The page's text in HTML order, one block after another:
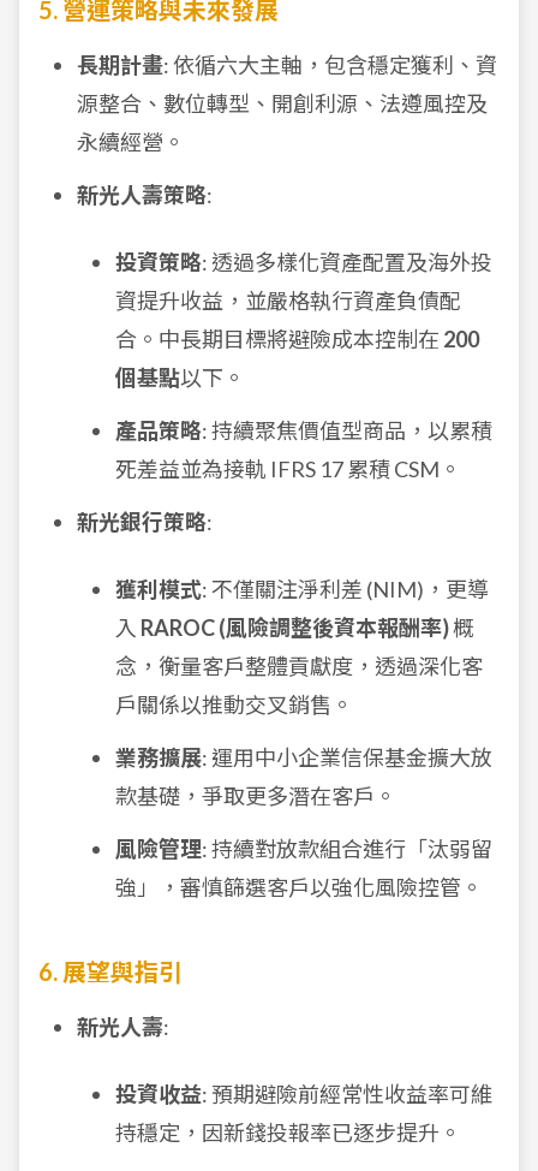
5. 營運策略與未來發展
長期計畫: 依循六大主軸，包含穩定獲利、資
源整合、數位轉型、開創利源、法遵風控及
永續經營。
新光人壽策略:
投資策略: 透過多樣化資產配置及海外投
資提升收益，並嚴格執行資產負債配
合。中長期目標將避險成本控制在 200
個基點以下。
產品策略: 持續聚焦價值型商品，以累積
死差益並為接軌 IFRS 17 累積 CSM。
新光銀行策略:
獲利模式: 不僅關注淨利差 (NIM)，更導
入 RAROC (風險調整後資本報酬率)概
念，衡量客戶整體貢獻度，透過深化客
戶關係以推動交叉銷售。
業務擴展: 運用中小企業信保基金擴大放
款基礎，爭取更多潛在客戶。
風險管理: 持續對放款組合進行「汰弱留
強」，審慎篩選客戶以強化風險控管。
6. 展望與指引
新光人壽:
投資收益: 預期避險前經常性收益率可維
持穩定，因新錢投報率已逐步提升。